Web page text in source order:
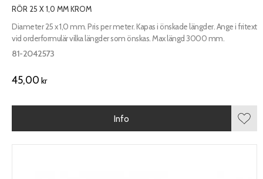
RÖR 25 X 1,0 MM KROM
Diameter 25 x 1,0 mm. Pris per meter. Kapas i önskade längder. Ange i fritext
vid orderformulär vilka längder som önskas. Max längd 3000 mm.
81-2042573
45,00 kr
Info